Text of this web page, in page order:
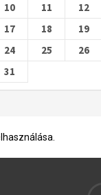
10
11 12
17
18 19
24
25 26
31